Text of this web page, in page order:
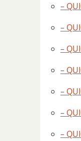
–
–
–
–
–
–
–